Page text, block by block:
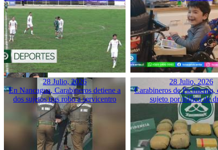
28 Julio, 2026
En Nancagua, Carabineros detiene a
dos sujetos tras robo a servicentro
28 Julio, 2026
Carabineros de Pichilemu,
sujeto por tráfico de